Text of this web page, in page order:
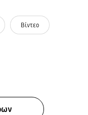
Βίντεο